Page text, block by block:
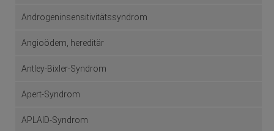
Androgeninsensitivitätssyndrom
Angioödem, hereditär
Antley-Bixler-Syndrom
Apert-Syndrom
APLAID-Syndrom